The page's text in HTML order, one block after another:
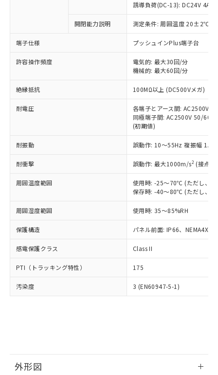
誘導負荷(DC-13): DC24V 4A/
開閉能力説明 測定条件: 周囲温度 20±2℃、
端子仕様 プッシュインPlus端子台
許容操作頻度
電気的: 最大30回/分
機械的: 最大60回/分
絶縁抵抗 100MΩ以上 (DC500Vメガ)
耐電圧
各端子とアース間: AC2500V
同極端子間: AC2500V 50/
(初期値)
耐振動 誤動作: 10～55Hz 複振幅
耐衝撃 誤動作: 最大1000m/s2 (接点
周囲温度範囲
使用時: -25～70℃ (ただし、氷
保存時: -40～80℃ (ただし、氷
周囲湿度範囲 使用時: 35～85%RH
保護構造 パネル前面: IP66、NEMA4X,
感電保護クラス Class II
PTI（トラッキング特性） 175
汚染度 3 (EN60947-5-1)
外形図
以下の条件をお読みいただき、同意のうえ
本サービスは、当社制御機器事業取扱
商品の当社在庫状況および標準価格
(税抜)を提供させていただくもので
当社制御機器事業取扱商品の中には、
本サービスの対象外となる商品もある
ことをご了承ください。
在庫状況および標準価格照会結果は、
記載している更新日時点での社内デー
タに基づき作成されるものであり、閲
覧された時点での実際の在庫および標
準価格とは異なる場合があることをご
正式な納期状況および標準価格はお客
様のお取引先、またはお客様担当のオ
ムロン制御機器販売店・当社販売員に
オムロン制御機器販売店や当社販売拠
販売ネットワーク
」をご確認
ください。
在庫状況および標準価格結果を当社の
事前の承諾なく第三者に漏洩または開
示しないようお願いします。
マイパーツ機能（部品リスト作成サー
ビス）をご利用いただくには、I-Web
品・サービスに関するお客様との取
対応予定なし：EU RoHS指令（10物質）の
非含有に非対応の商品で、対応品を出す予
調査・確認中：EU RoHS指令（10物質）の
非含有の対応状況を調査中または確認中の
商品です。
害物質有無と関係のない商品です。
仕入先様の事情により、非含有部品として
いたものが、含有品と判明した場合などや
むを得ず変更することがあります。
鉛(Pb) 1000ppm以下、 水銀(Hg) 1000ppm以下、 カド
六価クロム(Cr(Ⅵ)) 1000ppm以下、ポリ臭化ビフェニル
類(PBB) 1000ppm以下、ポリ臭化ジフェニルエーテル類
(PBDE) 1000ppm以下、フタル酸ビス(2-エチルヘキシ
ル) (DEHP)(別名：DOP) 1000ppm以下、フタル酸ブチ
ルベンジル（BBP） 1000ppm以下、フタル酸ジブチル
（DBP） 1000ppm以下、フタル酸ジイソブチル
但し、RoHS指令で産業用監視および制御機器に対する
フタル酸エステル類の４物質については閾値を超える意
図的な使用がないことを確認しています。
※2 対応予定月
部品在庫の切り替え状況などにより、予定
月が前後することがあります。
下記の非含有証明書をダウンロードするこ
とができます。
「○」：最大均質材料含有率が中国RoHSの
基準値以下であることを示します。
「×」：最大均質材料含有率が中国RoHSの
基準値を超えていることを示します。
「－」：未確認です。当社販売部門へお問
*中国RoHS10物質の基準値 (GB/T26572)：
Pb(鉛) :1000ppm、 Hg(水銀) : 1000ppm、 Cd(カドミウ
Cr(Ⅵ)(六価クロム) : 1000ppm、 PBBs(ポリ臭化ビフェ
ニル類) : 1000ppm、 PBDEs(ポリ臭化ジフェニルエーテ
ル類) : 1000ppm、
DBP(フタル酸ジブチル) : 1000ppm、 DIBP(フタル酸ジ
DEHP(フタル酸ビス(2-エチルヘキシル)) : 1000ppm
「ｅ」：有害物質（10物質）のすべてが基
準値以下であることを示します。
「10」：通常の使用状況下において有害物
質が外部に漏えいし、環境に深刻な影響を
当社は、これら貴社製品のうち、外国
為替および外国貿易法に定める商品
（以下｢規制貨物等」という）を輸出
または国外への提供する場合は、日本
国政府の輸出許可(または役務取引許
可)を取得するなどの必要な手続きを
当社は規制貨物を破棄する場合は、完
全に破砕するなど、違法に輸出されな
いよう必要な手段を講じます。
当社は貴社製品を、核兵器、ミサイ
ル、化学兵器、生物兵器またはその他
武器並びにこれらの製造装置等に一切
当社は、貴社製品を第三者に販売する
場合は、上記1、2および3の内容を当
該第三者に通知します。また当社は、
販売先および販売に係わる関係者が違
法に輸出するおそれがある場合は、取
一定数以上の在庫あり
一定数には満たないが在庫あり
在庫なし(最新の在庫状況につ
いては、お客様のお取引先、ま
たはお客様担当のオムロン制御
機器販売店・当社販売員にご確
認ください)
白
受注生産機種、また在庫状況の
情報を公開していない機種